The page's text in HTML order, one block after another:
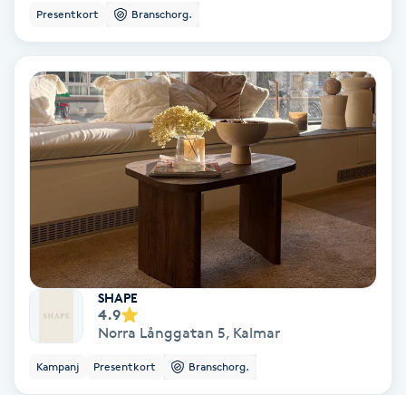
Spraytan
Stylist
Svensk massage
Svettbehandling
Tuina-massage
Presentkort Branschorg.
SHAPE
4.9
Norra Långgatan 5, Kalmar
Kampanj Presentkort Branschorg.